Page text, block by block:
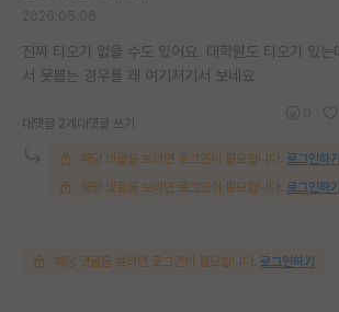
진짜 티오가 없을 수도 있어요. 대학원도 티오가 있
서 못뽑는 경우를 꽤 여기저기서 보네요
대댓글 2개 대댓글 쓰기
해당 댓글을 보려면 로그인이 필요합니다. 로그인하기
해당 댓글을 보려면 로그인이 필요합니다. 로그인하기
해당 댓글을 보려면 로그인이 필요합니다. 로그인하기